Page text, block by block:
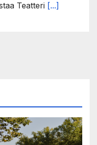
Teatteri [...]